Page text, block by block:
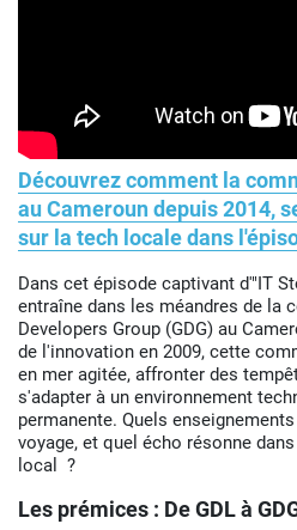
Découvrez comment la
au Cameroun depuis 2014,
sur la tech locale dans
Dans cet épisode captivant d'"IT
entraîne dans les méandres de la
Developers Group (GDG) au
de l'innovation en 2009, cette
en mer agitée, affronter des
s'adapter à un environnement
permanente. Quels
voyage, et quel écho résonne
local ?
Les prémices : De GDL à